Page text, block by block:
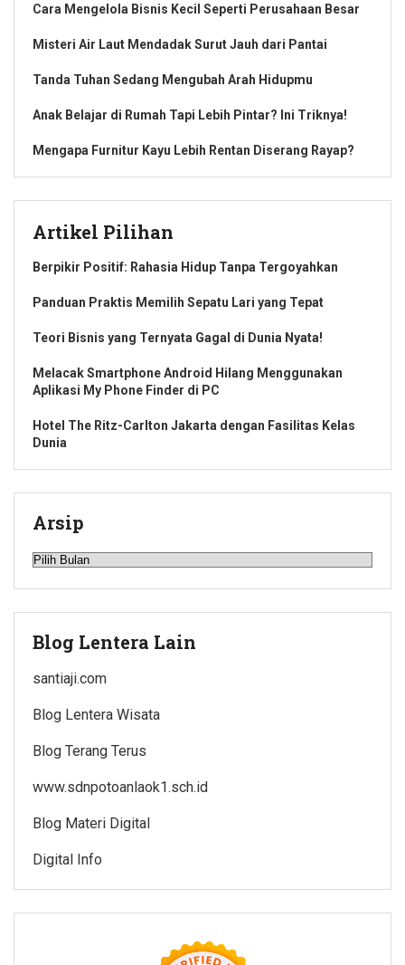
Cara Mengelola Bisnis Kecil Seperti Perusahaan Besar
Misteri Air Laut Mendadak Surut Jauh dari Pantai
Tanda Tuhan Sedang Mengubah Arah Hidupmu
Anak Belajar di Rumah Tapi Lebih Pintar? Ini Triknya!
Mengapa Furnitur Kayu Lebih Rentan Diserang Rayap?
Artikel Pilihan
Berpikir Positif: Rahasia Hidup Tanpa Tergoyahkan
Panduan Praktis Memilih Sepatu Lari yang Tepat
Teori Bisnis yang Ternyata Gagal di Dunia Nyata!
Melacak Smartphone Android Hilang Menggunakan
Aplikasi My Phone Finder di PC
Hotel The Ritz-Carlton Jakarta dengan Fasilitas Kelas
Dunia
Arsip
Arsip
Blog Lentera Lain
santiaji.com
Blog Lentera Wisata
Blog Terang Terus
www.sdnpotoanlaok1.sch.id
Blog Materi Digital
Digital Info